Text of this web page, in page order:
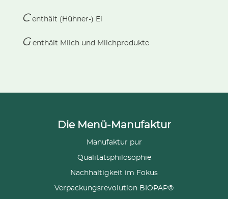
C enthält (Hühner-) Ei
G enthält Milch und Milchprodukte
Die Menü-Manufaktur
Manufaktur pur
Qualitätsphilosophie
Nachhaltigkeit im Fokus
Verpackungsrevolution BIOPAP®